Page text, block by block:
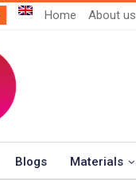
Home About us
Blogs Materials